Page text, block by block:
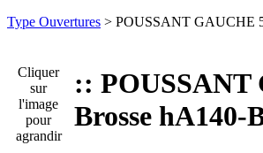
Type Ouvertures > POUSSANT GAUCHE
Cliquer
sur
l'image
pour
agrandir
:: POUSSANT
Brosse hA140-